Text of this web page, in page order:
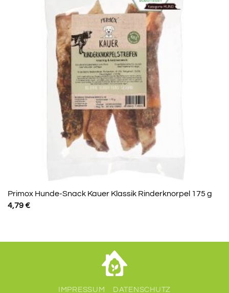
Primox Hunde-Snack Kauer Klassik Rinderknorpel 175 g
4,79€
IMPRESSUM DATENSCHUTZ